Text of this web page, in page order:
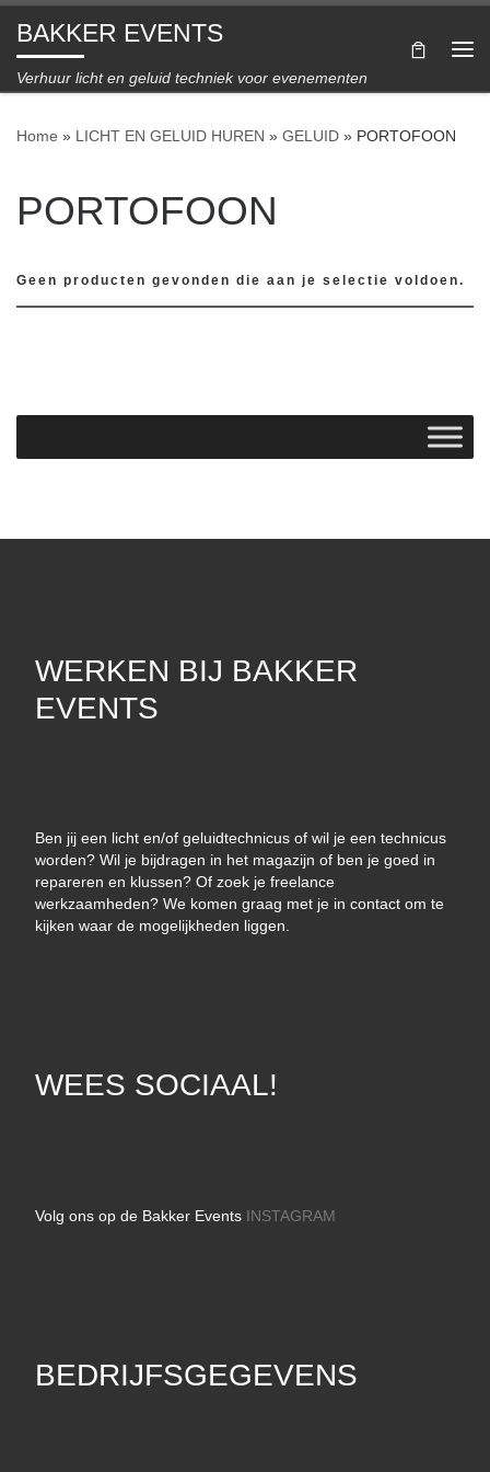
Ga naar inhoud
BAKKER EVENTS
Verhuur licht en geluid techniek voor evenementen
Home » LICHT EN GELUID HUREN » GELUID » PORTOFOON
PORTOFOON
Geen producten gevonden die aan je selectie voldoen.
WERKEN BIJ BAKKER
EVENTS
Ben jij een licht en/of geluidtechnicus of wil je een technicus
worden? Wil je bijdragen in het magazijn of ben je goed in
repareren en klussen? Of zoek je freelance
werkzaamheden? We komen graag met je in contact om te
kijken waar de mogelijkheden liggen.
WEES SOCIAAL!
Volg ons op de Bakker Events INSTAGRAM
BEDRIJFSGEGEVENS